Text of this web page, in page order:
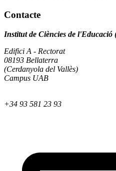
Contacte
Institut de Ciències de l'Educació
Edifici A - Rectorat
08193 Bellaterra
(Cerdanyola del Vallès)
Campus UAB
+34 93 581 23 93